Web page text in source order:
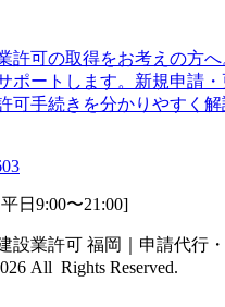
許可の取得をお考えの方
ポートします。新規申請
可手続きを分かりやすく
日9:00〜21:00]
設業許可 福岡｜申請代行
All Rights Reserved.